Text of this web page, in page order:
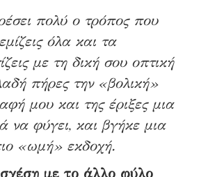
πολύ ο τρόπος που
όλα και τα
με τη δική σου οπτική
πήρες την «βολική»
μου και της έριξες μια
να φύγει, και βγήκε μια
«ωμή» εκδοχή.